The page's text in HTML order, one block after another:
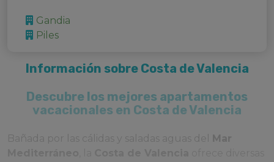
Gandia
Piles
Información sobre Costa de Valencia
Descubre los mejores apartamentos
vacacionales en Costa de Valencia
Bañada por las cálidas y saladas aguas del Mar